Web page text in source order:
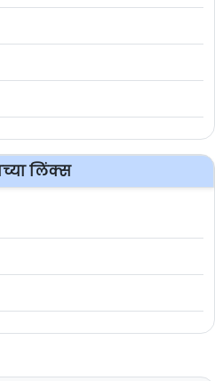
लिंक्स